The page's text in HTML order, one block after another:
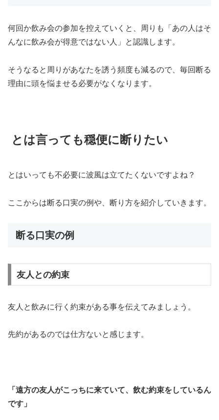
何回か飲み会の参加を控えていくと、周りも「あの人はそ
んなに飲み会が得意ではない人」と認識します。
そうなると周りがあなたを誘う頻度も減るので、毎回断る
理由に頭を悩ませる必要がなくなります。
とは言っても穏便に断りたい
とはいっても不必要に波風は立てたくないですよね？
ここからは断る口実の例や、断り方を紹介していきます。
断る口実の例
友人との約束
友人と飲みに行く約束がある事を伝えてみましょう。
先約があるのでは仕方ないと感じます。
「遠方の友人がこっちに来ていて、飲む約束をしているん
です」